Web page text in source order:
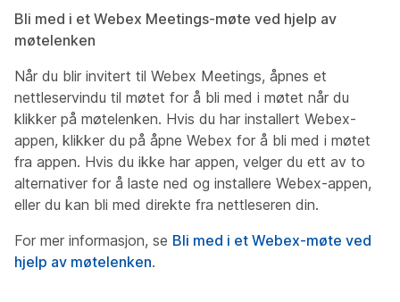
Bli med i et Webex Meetings-møte ved hjelp av
møtelenken
Når du blir invitert til Webex Meetings, åpnes et
nettleservindu til møtet for å bli med i møtet når du
klikker på møtelenken. Hvis du har installert Webex-
appen, klikker du på åpne Webex for å bli med i møtet
fra appen. Hvis du ikke har appen, velger du ett av to
alternativer for å laste ned og installere Webex-appen,
eller du kan bli med direkte fra nettleseren din.
For mer informasjon, se Bli med i et Webex-møte ved
hjelp av møtelenken.